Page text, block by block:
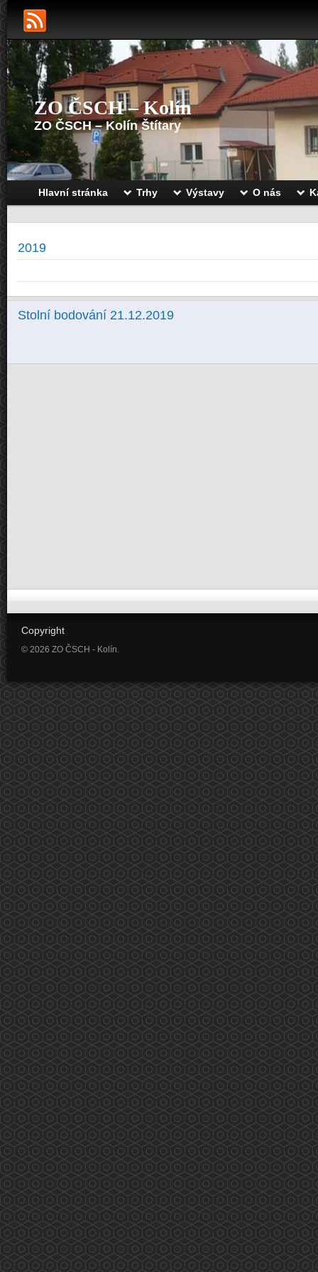
ZO ČSCH – Kolín
ZO ČSCH – Kolín Štítary
Hlavní stránka Trhy Výstavy O nás
2019
Stolní bodování 21.12.2019
Copyright
© 2026 ZO ČSCH - Kolín.